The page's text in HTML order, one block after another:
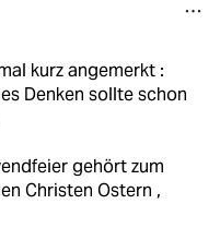
kurz angemerkt :
Denken sollte schon
gehört zum
Christen Ostern ,